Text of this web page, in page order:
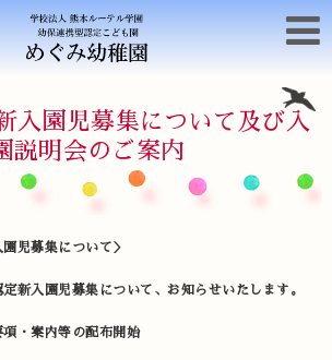
園児募集について及び入
説明会のご案内
児募集について＞
新入園児募集について、お知らせいたします。
項・案内等の配布開始